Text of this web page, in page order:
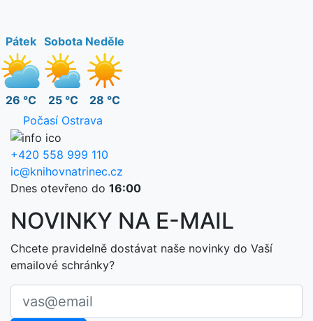
Pátek
26 °C
Sobota
25 °C
Neděle
28 °C
Počasí Ostrava
+420 558 999 110
ic@knihovnatrinec.cz
Dnes otevřeno do 16:00
NOVINKY NA E-MAIL
Chcete pravidelně dostávat naše novinky do Vaší
emailové schránky?